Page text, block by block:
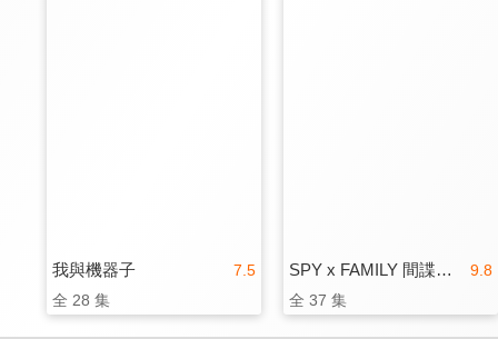
7.5
我與機器子
全 28 集
9.8
SPY x FAMILY 間諜家家酒Season 2(中文版)
全 37 集